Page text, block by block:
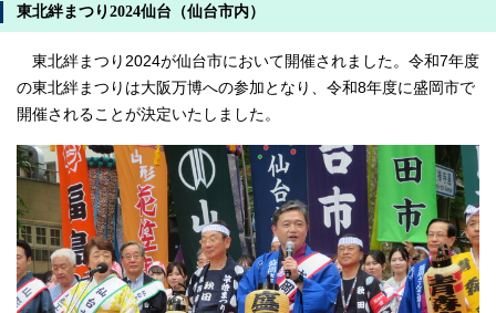
東北絆まつり2024仙台（仙台市内）
東北絆まつり2024が仙台市において開催されました。令和7年度
の東北絆まつりは大阪万博への参加となり、令和8年度に盛岡市で
開催されることが決定いたしました。